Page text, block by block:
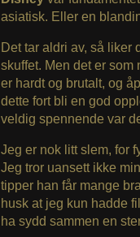
asiatisk. Eller en
Det tar aldri av, så liker
skuffet. Men det er som
er hardt og brutalt, og
dette fort bli en god
veldig spennende var
Jeg er nok litt slem, for
Jeg tror uansett ikke
tipper han får mange
husk at jeg kun hadde
ha sydd sammen en